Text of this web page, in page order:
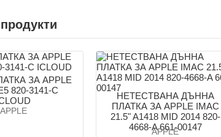
ЗА APPLE
820-3141-C
APPLE
НЕТЕСТВАНА ДЪННА
ПЛАТКА ЗА APPLE IMAC
21.5" A1418 MID 2014 820-
4668-A 661-00147
APPLE